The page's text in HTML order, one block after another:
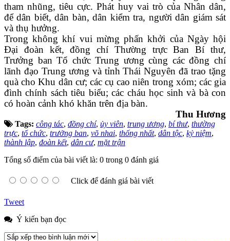
tham nhũng, tiêu cực. Phát huy vai trò của Nhân dân,
để dân biết, dân bàn, dân kiểm tra, người dân giám sát
và thụ hưởng.
Trong không khí vui mừng phấn khởi của Ngày hội
Đại đoàn kết, đồng chí Thường trực Ban Bí thư,
Trưởng ban Tổ chức Trung ương cùng các đồng chí
lãnh đạo Trung ương và tỉnh Thái Nguyên đã trao tặng
quà cho Khu dân cư; các cụ cao niên trong xóm; các gia
đình chính sách tiêu biểu; các cháu học sinh và bà con
có hoàn cảnh khó khăn trên địa bàn.
Thu Hương
Tags: công tác, đồng chí, ủy viên, trung ương, bí thư, thường
trực, tổ chức, trưởng ban, võ nhai, thống nhất, dân tộc, kỷ niệm,
thành lập, đoàn kết, dân cư, mặt trận
Tổng số điểm của bài viết là: 0 trong 0 đánh giá
Click để đánh giá bài viết
Tweet
Ý kiến bạn đọc